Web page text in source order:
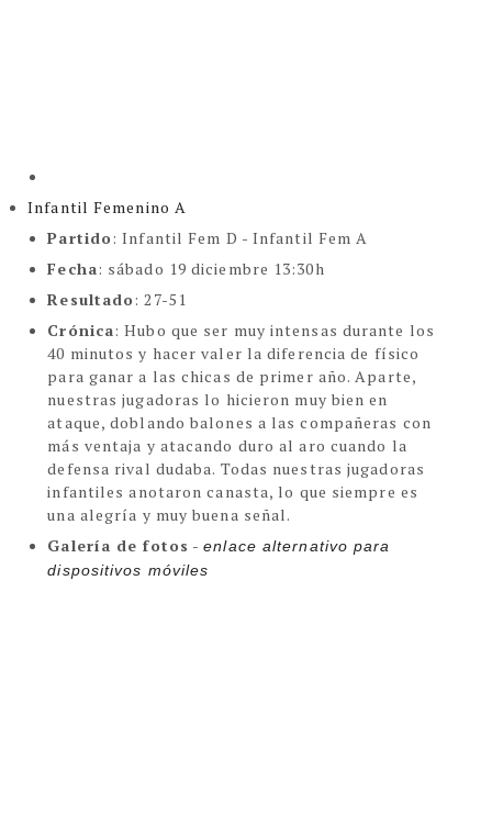
Infantil Femenino A
Partido:Infantil Fem D - Infantil Fem A
Fecha: sábado 19 diciembre 13:30h
Resultado: 27-51
Crónica: Hubo que ser muy intensas durante los
40 minutos y hacer valer la diferencia de físico
para ganar a las chicas de primer año. Aparte,
nuestras jugadoras lo hicieron muy bien en
ataque, doblando balones a las compañeras con
más ventaja y atacando duro al aro cuando la
defensa rival dudaba. Todas nuestras jugadoras
infantiles anotaron canasta, lo que siempre es
una alegría y muy buena señal.
Galería de fotos -enlace alternativo para
dispositivos móviles